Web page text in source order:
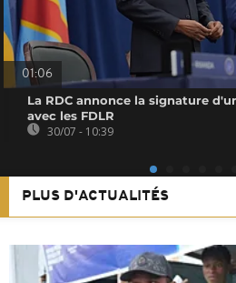
01:06
La RDC annonce la signature
avec les FDLR
30/07 - 10:39
PLUS D'ACTUALITÉS